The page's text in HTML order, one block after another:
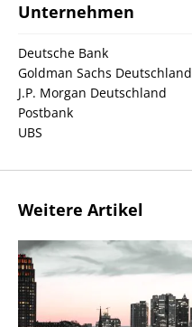
Unternehmen
Deutsche Bank
Goldman Sachs Deutschland
J.P. Morgan Deutschland
Postbank
UBS
Weitere Artikel